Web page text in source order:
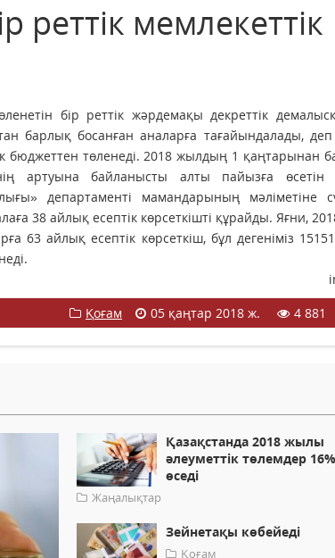
реттік мемлекеттік
бір реттік жәрдемақы декреттік
барлық босанған аналарға тағайындалады,
бюджеттен төленеді. 2018 жылдың 1 қаңтарынан
артуына байланысты алты пайызға өсетін
департаменті мамандарының мәліметіне
38 айлық есептік көрсеткішті құрайды. Яғни,
63 айлық есептік көрсеткіш, бұл дегеніміз
Қоғам
05 қаңтар 2018 ж. 4 881
Қазақстанда 2018 жылы
әлеуметтік төлемдер 16%
өседі
Жаңалықтар
Зейнетақы көбейеді
Қоғам